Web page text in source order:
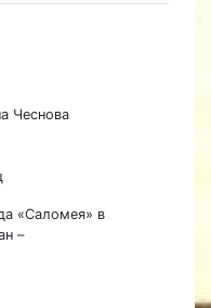
Чеснова
«Саломея» в
–